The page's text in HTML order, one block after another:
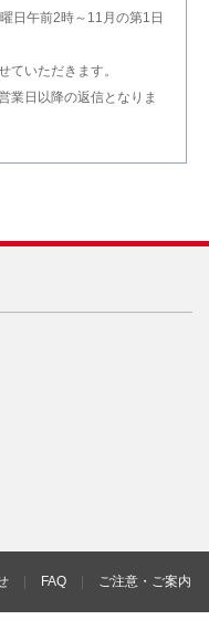
日午前2時～11月の第1日
いただきます。
業日以降の返信となりま
FAQ ご注意・ご案内